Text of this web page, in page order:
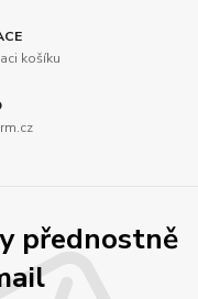
košíku
přednostně